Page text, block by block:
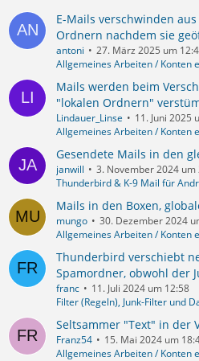
E-Mails verschwinden
Ordnern nachdem sie
antoni
27. März 2025 um
Allgemeines Arbeiten / Konten
Mails werden beim
"lokalen Ordnern"
Lindauer_Linse
11. Juni 2025
Allgemeines Arbeiten / Konten
Gesendete Mails in den
janwill
3. November 2024 um
Thunderbird & K-9 Mail für
Mails in den Boxen,
mungo
30. Dezember 2024
Allgemeines Arbeiten / Konten
Thunderbird verschiebt
Spamordner, obwohl der
franc
11. Juli 2024 um 12:58
Filter (Regeln), Junk-Filter und
Seltsammer "Text" in der
Franz54
15. Mai 2024 um
Allgemeines Arbeiten / Konten